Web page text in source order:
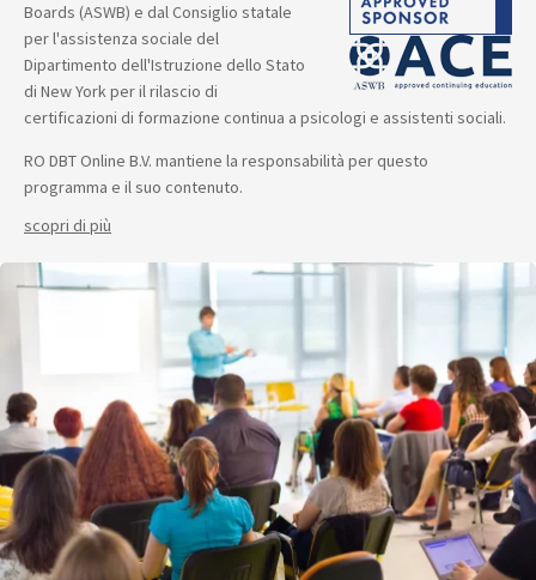
Boards (ASWB) e dal Consiglio statale
per l'assistenza sociale del
Dipartimento dell'Istruzione dello Stato
di New York per il rilascio di
certificazioni di formazione continua a psicologi e assistenti sociali.
RO DBT Online B.V. mantiene la responsabilità per questo
programma e il suo contenuto.
scopri di più